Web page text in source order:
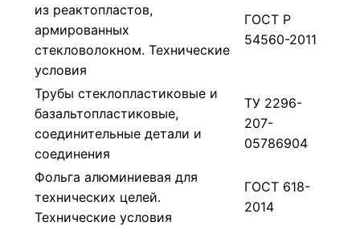
из реактопластов,
армированных
стекловолокном. Технические
условия
ГОСТ Р
54560-2011
Трубы стеклопластиковые и
базальтопластиковые,
соединительные детали и
соединения
ТУ 2296-
207-
05786904
Фольга алюминиевая для
технических целей.
Технические условия
ГОСТ 618-
2014